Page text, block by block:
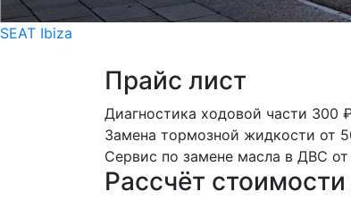
SEAT Ibiza
Прайс лист
Диагностика ходовой части 300
Замена тормозной жидкости от
Сервис по замене масла в ДВС
Рассчёт